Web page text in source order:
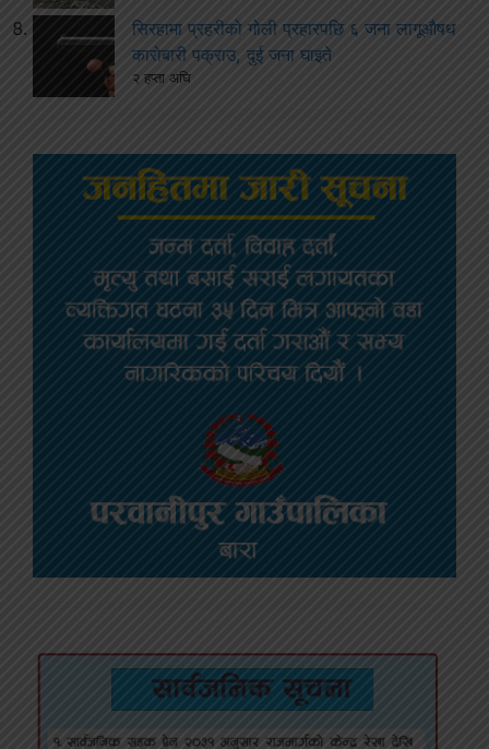
सिरहामा प्रहरीको गोली प्रहारपछि ६ जना लागूऔषध
कारोबारी पक्राउ, दुई जना घाइते
२ हप्ता अघि